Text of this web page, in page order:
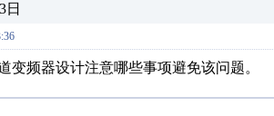
日
变频器设计注意哪些事项避免该问题。